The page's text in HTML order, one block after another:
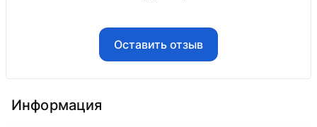
Оставить отзыв
Информация